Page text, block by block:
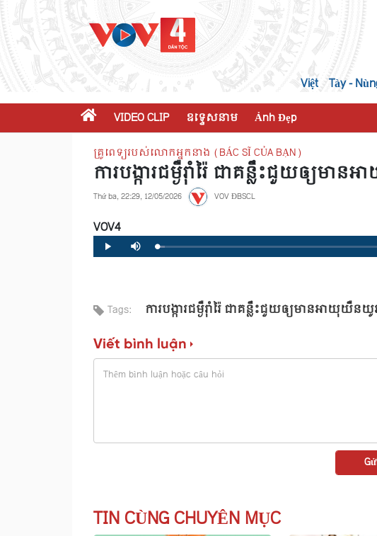
Việt Tày -
VIDEO CLIP ឧទ្ទេសនាម Ảnh Đẹp
គ្រូពេទ្យរបស់លោកអ្នកនាង (BÁC SĨ CỦA BẠN)
ការបង្ការជម្ងឺរ៉ាំរ៉ៃ ជាគន្លឹះជួយឲ្យ
Thứ ba, 22:29, 12/05/2026 VOV ĐBSCL
VOV4
Play Mute Loaded:
0%
Progress:
0%
Tags: ការបង្ការជម្ងឺរ៉ាំរ៉ៃ ជាគន្លឹះជួយឲ្យមានអាយុយឺ
Viết bình luận
TIN CÙNG CHUYÊN MỤC